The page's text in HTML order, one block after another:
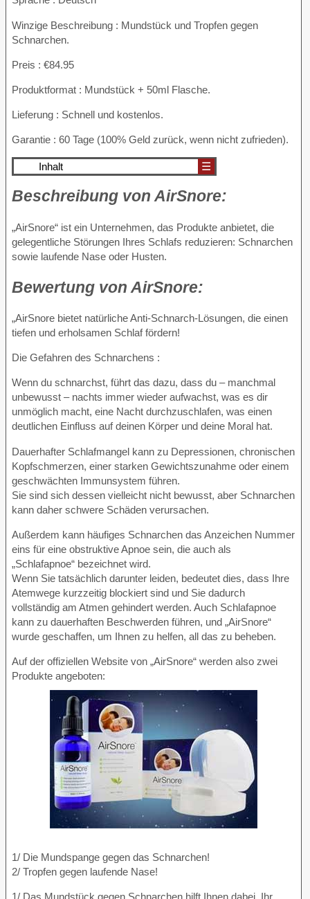
Winzige Beschreibung : Mundstück und Tropfen gegen
Schnarchen.
Preis : €84.95
Produktformat : Mundstück + 50ml Flasche.
Lieferung : Schnell und kostenlos.
Garantie : 60 Tage (100% Geld zurück, wenn nicht zufrieden).
Inhalt ☰
Beschreibung vonAirSnore:
„AirSnore“ ist ein Unternehmen, das Produkte anbietet, die
gelegentliche Störungen Ihres Schlafs reduzieren: Schnarchen
sowie laufende Nase oder Husten.
Bewertung von AirSnore:
„AirSnore bietet natürliche Anti-Schnarch-Lösungen, die einen
tiefen und erholsamen Schlaf fördern!
Die Gefahren des Schnarchens :
Wenn du schnarchst, führt das dazu, dass du – manchmal
unbewusst – nachts immer wieder aufwachst, was es dir
unmöglich macht, eine Nacht durchzuschlafen, was einen
deutlichen Einfluss auf deinen Körper und deine Moral hat.
Dauerhafter Schlafmangel kann zu Depressionen, chronischen
Kopfschmerzen, einer starken Gewichtszunahme oder einem
geschwächten Immunsystem führen.
Sie sind sich dessen vielleicht nicht bewusst, aber Schnarchen
kann daher schwere Schäden verursachen.
Außerdem kann häufiges Schnarchen das Anzeichen Nummer
eins für eine obstruktive Apnoe sein, die auch als
„Schlafapnoe“ bezeichnet wird.
Wenn Sie tatsächlich darunter leiden, bedeutet dies, dass Ihre
Atemwege kurzzeitig blockiert sind und Sie dadurch
vollständig am Atmen gehindert werden. Auch Schlafapnoe
kann zu dauerhaften Beschwerden führen, und „AirSnore“
wurde geschaffen, um Ihnen zu helfen, all das zu beheben.
Auf der offiziellen Website von „AirSnore“ werden also zwei
Produkte angeboten:
1/ Die Mundspange gegen das Schnarchen!
2/ Tropfen gegen laufende Nase!